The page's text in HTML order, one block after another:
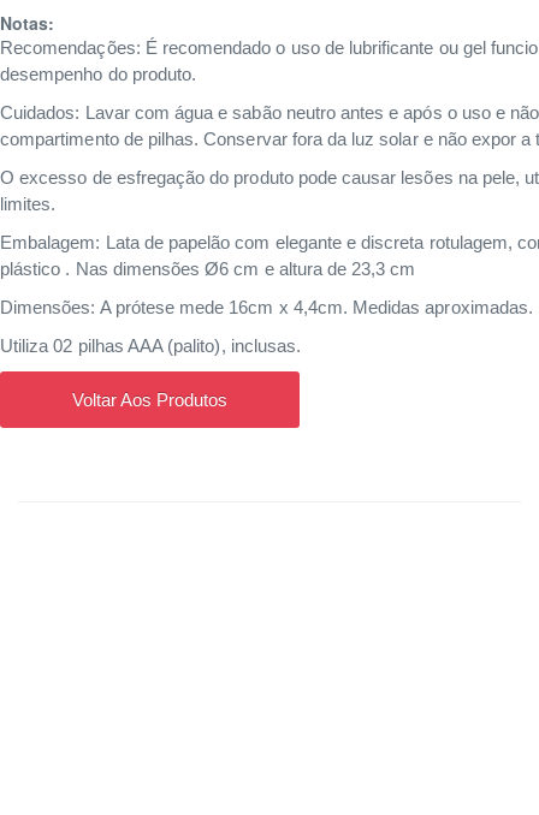
Notas:
Recomendações: É recomendado o uso de lubrificante ou gel
desempenho do produto.
Cuidados: Lavar com água e sabão neutro antes e após o uso e
compartimento de pilhas. Conservar fora da luz solar e não expor a
O excesso de esfregação do produto pode causar lesões na pele,
limites.
Embalagem: Lata de papelão com elegante e discreta rotulagem,
plástico . Nas dimensões Ø6 cm e altura de 23,3 cm
Dimensões: A prótese mede 16cm x 4,4cm. Medidas aproximadas.
Utiliza 02 pilhas AAA (palito), inclusas.
Voltar Aos Produtos